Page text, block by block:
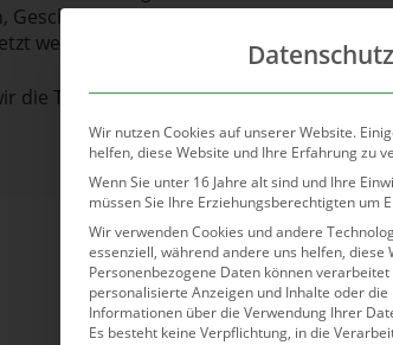
Geschäften, Lage im Straßenverkehr
werden.
die Technik. Verlassen Sie sich auf
Unsere
Wir nutzen Cookies auf unserer Website.
helfen, diese Website und Ihre Erfahrung zu
Wenn Sie unter 16 Jahre alt sind und Ihre
müssen Sie Ihre Erziehungsberechtigten um
Wir verwenden Cookies und andere
essenziell, während andere uns helfen,
Personenbezogene Daten können
personalisierte Anzeigen und Inhalte oder
Informationen über die Verwendung Ihrer
Es besteht keine Verpflichtung, in die